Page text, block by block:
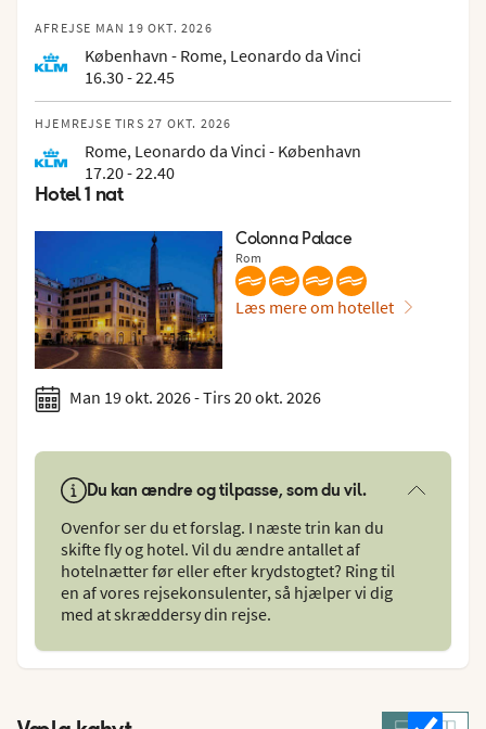
AFREJSE MAN 19 OKT. 2026
København - Rome, Leonardo da Vinci
16.30 - 22.45
HJEMREJSE TIRS 27 OKT. 2026
Rome, Leonardo da Vinci - København
17.20 - 22.40
Hotel 1 nat
Colonna Palace
Rom
Læs mere om hotellet
Man 19 okt. 2026 - Tirs 20 okt. 2026
Du kan ændre og tilpasse, som du vil.
Ovenfor ser du et forslag. I næste trin kan du
skifte fly og hotel. Vil du ændre antallet af
hotelnætter før eller efter krydstogtet? Ring til
en af vores rejsekonsulenter, så hjælper vi dig
med at skræddersy din rejse.